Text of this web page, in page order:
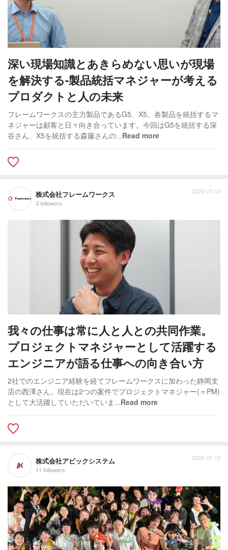
深い現場知識とあきらめない思いが現場
を解決する-製品統括マネジャーが考える
プロダクトと人の未来
フレームワークスの主力製品であるG5、X5。各製品を統括するマ
ネジャーは顧客と日々向き合っています。今回はG5を統括する深
谷さん、X5を統括する森藤さんの...Read more
株式会社フレームワークス
3 followers
2026-07-13
我々の仕事は常に人と人との共同作業。
プロジェクトマネジャーとして活躍する
エンジニアが語る仕事への向き合い方
2社でのエンジニア経験を経てフレームワークスに加わった静岡支
店の西澤さん。現在は2つの案件でプロジェクトマネジャー(＝PM)
として大活躍していただいていま...Read more
株式会社アビックシステム
11 followers
2026-07-10